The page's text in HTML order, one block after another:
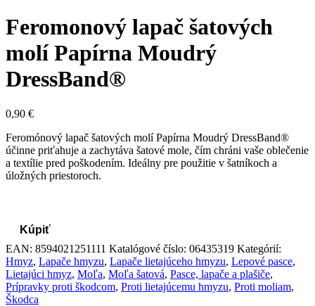
Feromonový lapač šatových
molí Papírna Moudrý
DressBand®
0,90 €
Feromónový lapač šatových molí Papírna Moudrý DressBand®
účinne priťahuje a zachytáva šatové mole, čím chráni vaše oblečenie
a textílie pred poškodením. Ideálny pre použitie v šatníkoch a
úložných priestoroch.
Kúpiť
EAN: 8594021251111 Katalógové číslo: 06435319 Kategórií:
Hmyz, Lapače hmyzu, Lapače lietajúceho hmyzu, Lepové pasce,
Lietajúci hmyz, Moľa, Moľa šatová, Pasce, lapače a plašiče,
Prípravky proti škodcom, Proti lietajúcemu hmyzu, Proti moliam,
Škodca